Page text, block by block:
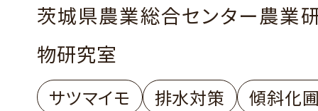
茨城県農業総合センター農
物研究室
サツマイモ 排水対策 傾斜化